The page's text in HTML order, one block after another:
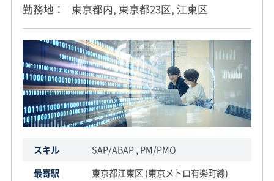
勤務地 東京都内, 東京都23区, 江東区
スキル
SAP/ABAP , PM/PMO
最寄駅
東京都江東区 (東京メトロ有楽町線)